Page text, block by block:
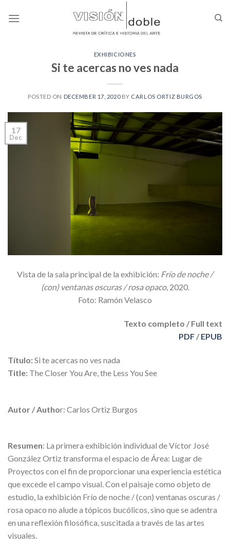
EXHIBICIONES
Si te acercas no ves nada
POSTED ON DECEMBER 17, 2020BY CARLOS ORTIZ BURGOS
17
Dec
Vista de la sala principal de la exhibición: Frío de noche /
(con) ventanas oscuras / rosa opaco, 2020.
Foto: Ramón Velasco
Texto completo / Full text
PDF / EPUB
Título:Si te acercas no ves nada
Title: The Closer You Are, the Less You See
Autor / Author: Carlos Ortiz Burgos
Resumen: La primera exhibición individual de Víctor José
González Ortiz transforma el espacio de Área: Lugar de
Proyectos con el fin de proporcionar una experiencia estética
que excede el campo visual. Con el paisaje como objeto de
estudio, la exhibición Frío de noche / (con) ventanas oscuras /
rosa opaco no alude a tópicos bucólicos, sino que se adentra
en una reflexión filosófica, suscitada a través de las artes
visuales.